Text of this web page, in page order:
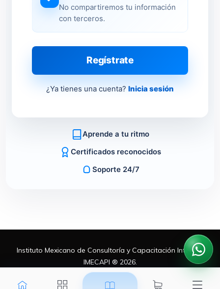
No compartiremos tu información
con terceros.
Regístrate
¿Ya tienes una cuenta? Inicia sesión
Aprende a tu ritmo
Certificados reconocidos
Soporte 24/7
Instituto Mexicano de Consultoría y Capacitación Integral,
IMECAPI ® 2026.